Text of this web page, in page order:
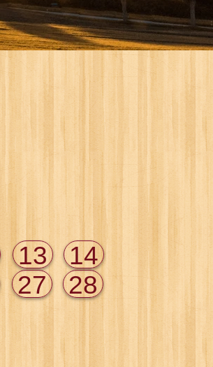
13
14
27
28